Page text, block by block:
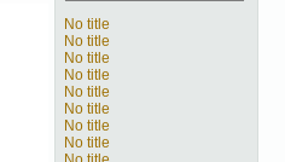
No title
No title
No title
No title
No title
No title
No title
No title